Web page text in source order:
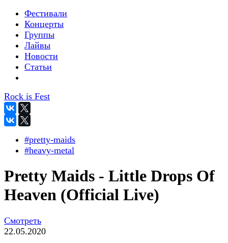
Фестивали
Концерты
Группы
Лайвы
Новости
Статьи
Rock is Fest
#pretty-maids
#heavy-metal
Pretty Maids - Little Drops Of
Heaven (Official Live)
Смотреть
22.05.2020